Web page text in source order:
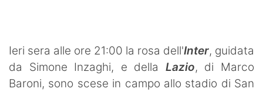
Ieri sera alle ore 21:00 la rosa dell'Inter, guidata
da Simone Inzaghi, e della Lazio, di Marco
Baroni, sono scese in campo allo stadio di San